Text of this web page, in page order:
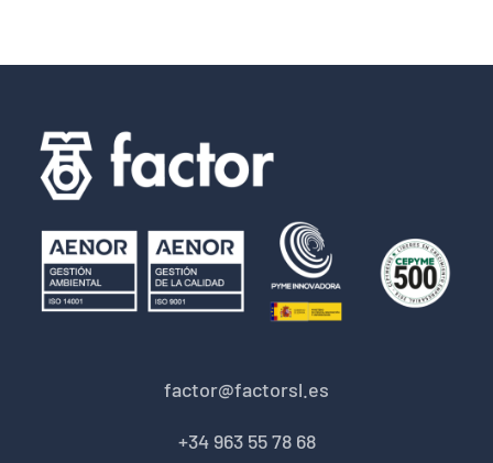
factor@factorsl.es
+34 963 55 78 68